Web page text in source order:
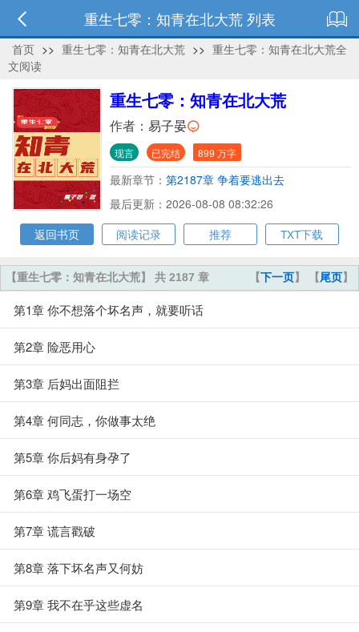
重生七零：知青在北大荒 列表
首页 >> 重生七零：知青在北大荒 >> 重生七零：知青在北大荒全
文阅读
重生七零：知青在北大荒
作者： 易子晏
现言 已完结 899 万字
最新章节： 第2187章 争着要逃出去
最后更新：2026-08-08 08:32:26
返回书页
阅读记录 推荐 TXT下载
【下一页】 【尾页】
【重生七零：知青在北大荒】 共 2187 章
第1章 你不想落个坏名声，就要听话
第2章 险恶用心
第3章 后妈出面阻拦
第4章 何同志，你做事太绝
第5章 你后妈有身孕了
第6章 鸡飞蛋打一场空
第7章 谎言戳破
第8章 落下坏名声又何妨
第9章 我不在乎这些虚名